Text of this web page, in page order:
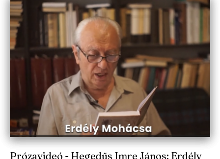
Prózavideó - Hegedűs Imre János: Erdély